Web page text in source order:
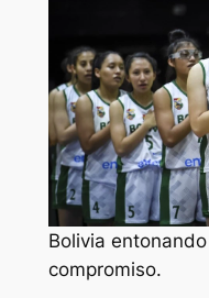
Bolivia
compromiso.